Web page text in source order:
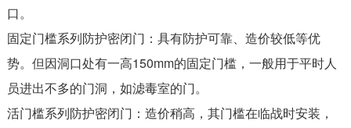
口。
固定门槛系列防护密闭门：具有防护可靠、造价较低等优
势。但因洞口处有一高150mm的固定门槛，一般用于平时人
员进出不多的门洞，如滤毒室的门。
活门槛系列防护密闭门：造价稍高，其门槛在临战时安装，